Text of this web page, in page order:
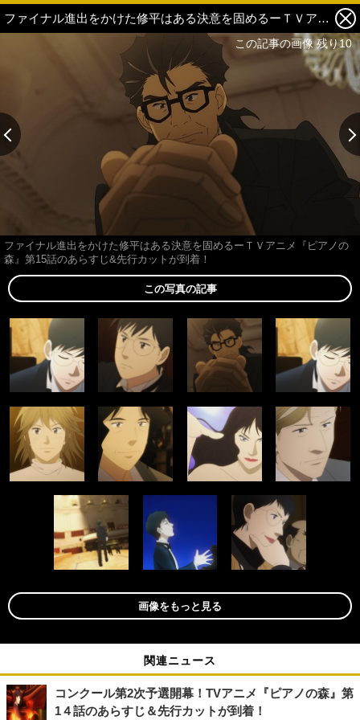
ファイナル進出をかけた修平はある決意を固めるーＴＶアニメ『ピアノの森』第15話のあらすじ&先行カットが到着！ 3枚目の写真・画像
ファイナル進出をかけた修平はある決意を固めるーＴＶアニメ『ピアノの
森』第15話のあらすじ&先行カットが到着！
この写真の記事
画像をもっと見る
関連ニュース
コンクール第2次予選開幕！TVアニメ『ピアノの森』第
1４話のあらすじ＆先行カットが到着！
この記事の画像 残り10